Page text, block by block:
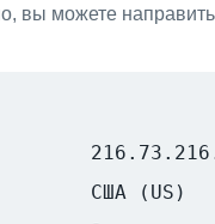
вы можете
США (US)